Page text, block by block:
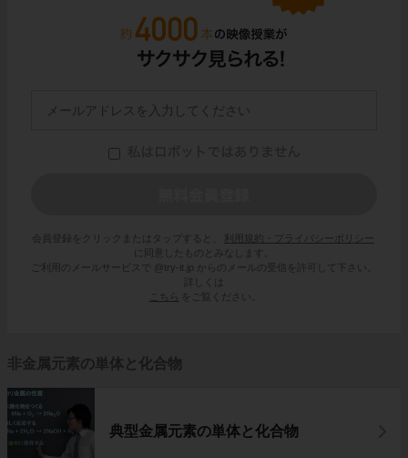
会員登録をクリックまたはタップすると、
利用規約・プライバシーポリシー
に同意したものとみなします。
ご利用のメールサービスで @try-it.jp からのメールの受信を許可して下さい。
詳しくは
こちら
をご覧ください。
非金属元素の単体と化合物
典型金属元素の単体と化合物